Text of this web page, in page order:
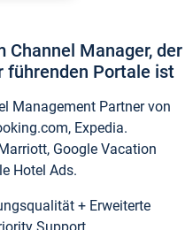
Channel Manager, der
führenden Portale ist
Management Partner von
Expedia.
Google Vacation
Hotel Ads.
+ Erweiterte